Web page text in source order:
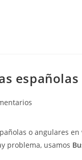
españolas
o angulares en
problema, usamos